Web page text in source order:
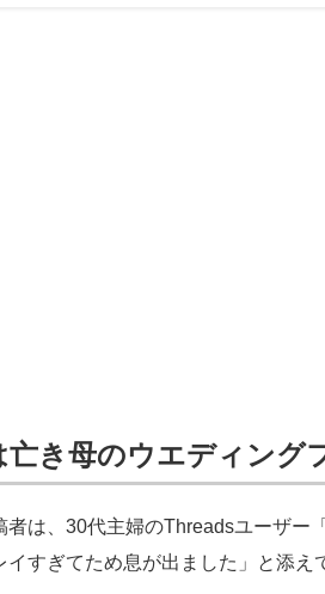
亡き母のウエディング
は、30代主婦のThreadsユーザー
イすぎてため息が出ました」と添